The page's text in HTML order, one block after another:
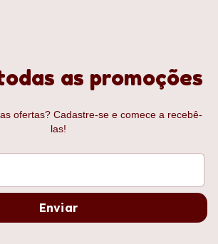
as promoções
ofertas? Cadastre-se e comece a recebê-
las!